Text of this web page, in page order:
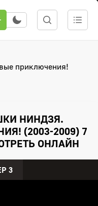
приключения!
НИНДЗЯ.
(2003-2009) 7
ОНЛАЙН
3